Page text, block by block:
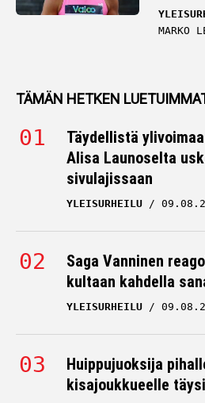
MARKO
TÄMÄN HETKEN
Täydellistä
Alisa Launoselta
sivulajissaan
YLEISURHEILU
Saga Vanninen
kultaan kahdella
YLEISURHEILU
Huippujuoksija
kisajoukkueelle